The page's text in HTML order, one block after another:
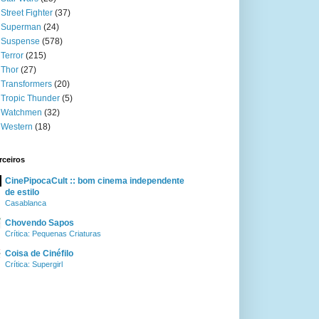
Street Fighter (37)
Superman (24)
Suspense (578)
Terror (215)
Thor (27)
Transformers (20)
Tropic Thunder (5)
Watchmen (32)
Western (18)
CinePipocaCult :: bom cinema independente
de estilo
Casablanca
Chovendo Sapos
Crítica: Pequenas Criaturas
Coisa de Cinéfilo
Crítica: Supergirl